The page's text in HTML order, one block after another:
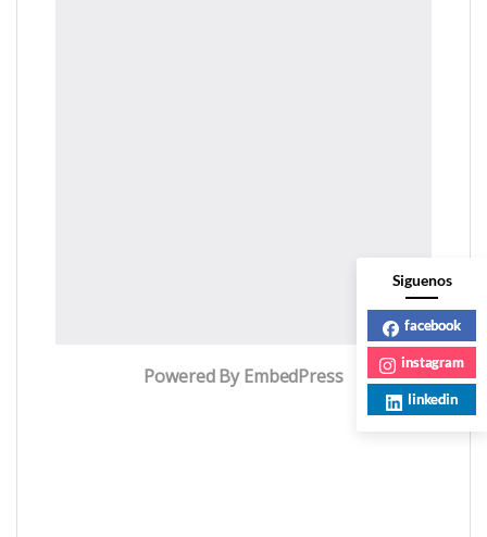
Powered By EmbedPress
Siguenos
facebook
instagram
linkedin